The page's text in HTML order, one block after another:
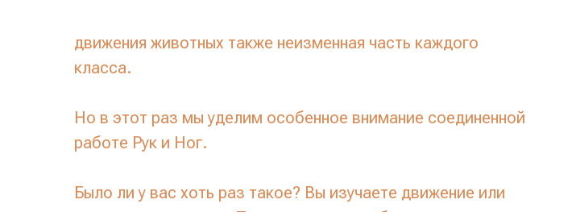
движения животных также неизменная часть каждого
класса.
Но в этот раз мы уделим особенное внимание соединенной
работе Рук и Ног.
Было ли у вас хоть раз такое? Вы изучаете движение или